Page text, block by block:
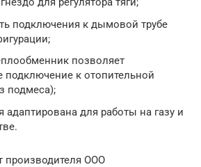
подключения к дымовой трубе
позволяет
подключение к отопительной
подмеса);
адаптирована для работы на газу и
производителя ООО